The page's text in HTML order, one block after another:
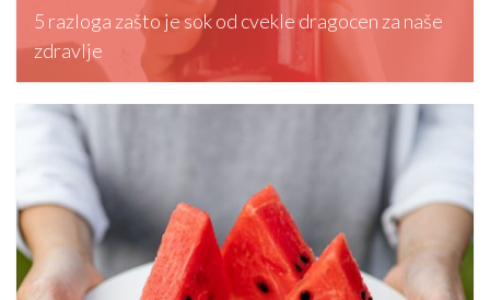
5 razloga zašto je sok od cvekle dragocen za naše
zdravlje
editormd, January 19, 2024